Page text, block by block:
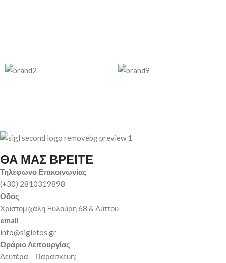
ΘΑ ΜΑΣ ΒΡΕΙΤΕ
Τηλέφωνο Επικοινωνίας
(+30) 2810319898
Οδός
Χριστομιχάλη Ξυλούρη 68 & Λύττου
email
info@sigletos.gr
Ωράριο Λειτουργίας
Δευτέρα – Παρασκευή: